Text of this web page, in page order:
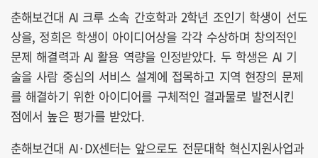
춘해보건대 AI 크루 소속 간호학과 2학년 조인기 학생이 선도
상을, 정희은 학생이 아이디어상을 각각 수상하며 창의적인
문제 해결력과 AI 활용 역량을 인정받았다. 두 학생은 AI 기
술을 사람 중심의 서비스 설계에 접목하고 지역 현장의 문제
를 해결하기 위한 아이디어를 구체적인 결과물로 발전시킨
점에서 높은 평가를 받았다.
춘해보건대 AI·DX센터는 앞으로도 전문대학 혁신지원사업과